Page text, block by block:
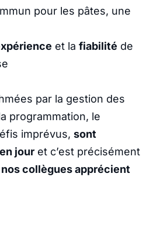
pour les pâtes, une
et la fiabilité de
par la gestion des
programmation, le
imprévus, sont
jour et c’est précisément
collègues apprécient